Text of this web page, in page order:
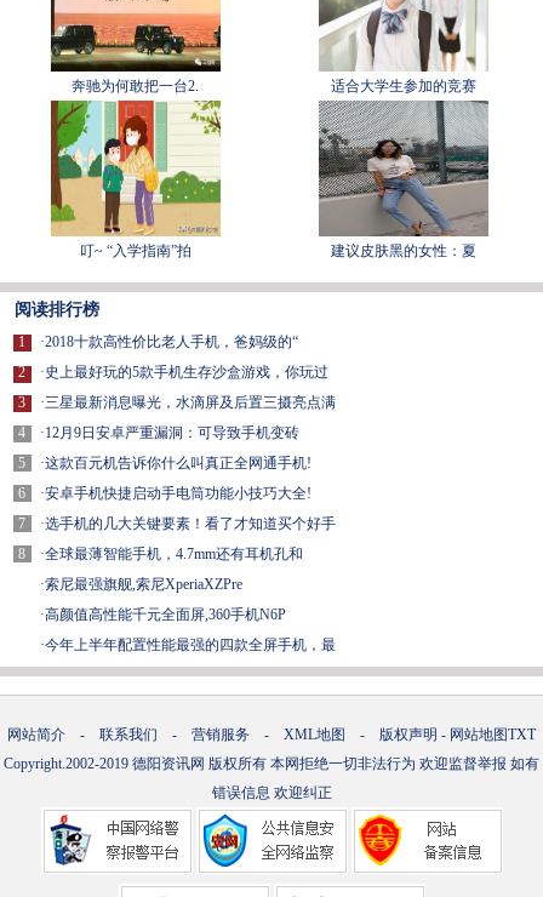
奔驰为何敢把一台2. 适合大学生参加的竞赛
叮~ “入学指南”拍 建议皮肤黑的女性：夏
阅读排行榜
1
2
3
4
5
6
7
8
·2018十款高性价比老人手机，爸妈级的“
·史上最好玩的5款手机生存沙盒游戏，你玩过
·三星最新消息曝光，水滴屏及后置三摄亮点满
·12月9日安卓严重漏洞：可导致手机变砖
·这款百元机告诉你什么叫真正全网通手机!
·安卓手机快捷启动手电筒功能小技巧大全!
·选手机的几大关键要素！看了才知道买个好手
·全球最薄智能手机，4.7mm还有耳机孔和
·索尼最强旗舰,索尼XperiaXZPre
·高颜值高性能千元全面屏,360手机N6P
·今年上半年配置性能最强的四款全屏手机，最
网站简介 - 联系我们 - 营销服务 - XML地图 - 版权声明 - 网站地图TXT
Copyright.2002-2019 德阳资讯网 版权所有 本网拒绝一切非法行为 欢迎监督举报 如有
错误信息 欢迎纠正